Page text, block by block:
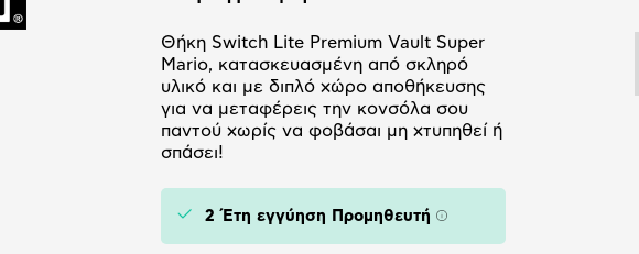
Θήκη Switch Lite Premium Vault Super
Mario, κατασκευασμένη από σκληρό
υλικό και με διπλό χώρο αποθήκευσης
για να μεταφέρεις την κονσόλα σου
παντού χωρίς να φοβάσαι μη χτυπηθεί ή
σπάσει!
2 Έτη εγγύηση Προμηθευτή Πληροφορίες